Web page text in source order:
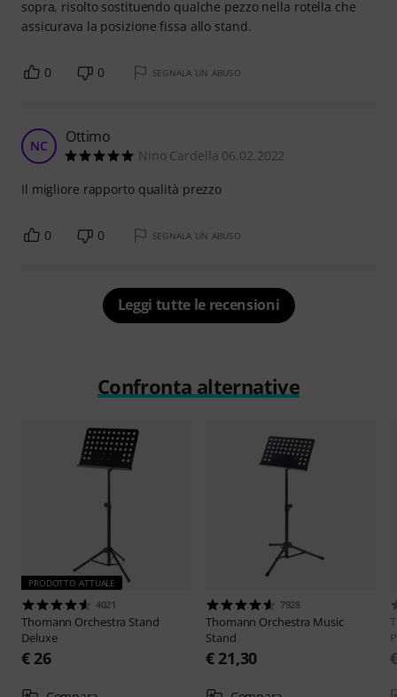
sopra, risolto sostituendo qualche pezzo nella rotella che
assicurava la posizione fissa allo stand.
0 0 SEGNALA UN ABUSO
NC Ottimo
Nino Cardella 06.02.2022
Il migliore rapporto qualità prezzo
0 0 SEGNALA UN ABUSO
Leggi tutte le recensioni
Confronta alternative
PRODOTTO ATTUALE
4021
Thomann Orchestra Stand
Deluxe
€ 26
7928
Thomann Orchestra Music
Stand
€ 21,30